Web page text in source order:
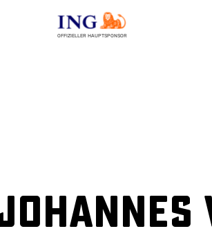
OFFIZIELLER HAUPTSPONSOR